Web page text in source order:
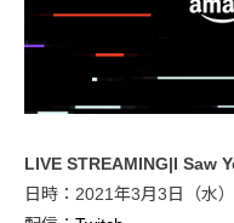
LIVE STREAMING|I Saw
日時：2021年3月3日（水